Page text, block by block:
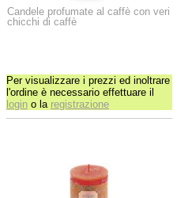
Candele profumate al caffè con veri
chicchi di caffè
Per visualizzare i prezzi ed inoltrare
l'ordine è necessario effettuare il
login o la registrazione